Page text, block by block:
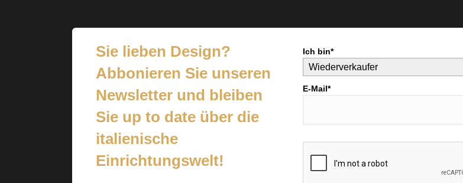
Sie lieben Design?
Abbonieren Sie unseren
Newsletter und bleiben
Sie up to date über die
italienische
Einrichtungswelt!
Ich bin*
E-Mail*